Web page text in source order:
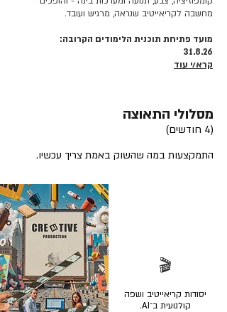
מחשבה לקריאייטיב שנראה, מרגיש ועובד.
מועד פתיחת תוכנית הלימודים הקרובה:
31.8.26
קרא/י עוד
מסלולי התאוצה
(4 חודשים)
התמקצעות במה שהשוק באמת צריך עכשיו.
🎬
יסודות קריאייטיב ושפה
קולנועית ב־AI.